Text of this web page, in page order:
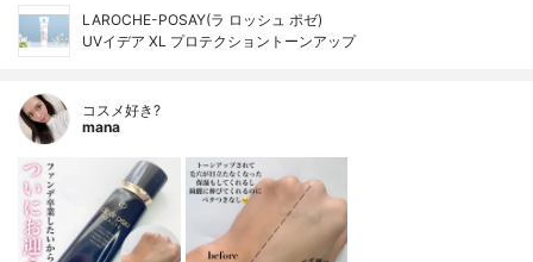
LAROCHE-POSAY(ラ ロッシュ ポゼ)
UVイデア XL プロテクショントーンアップ
コスメ好き?
mana